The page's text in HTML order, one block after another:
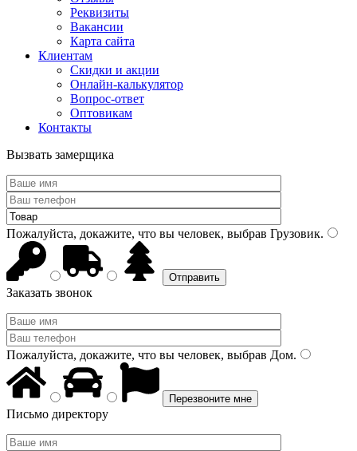
Реквизиты
Вакансии
Карта сайта
Клиентам
Скидки и акции
Онлайн-калькулятор
Вопрос-ответ
Оптовикам
Контакты
Вызвать замерщика
Пожалуйста, докажите, что вы человек, выбрав Грузовик.
Заказать звонок
Пожалуйста, докажите, что вы человек, выбрав Дом.
Письмо директору